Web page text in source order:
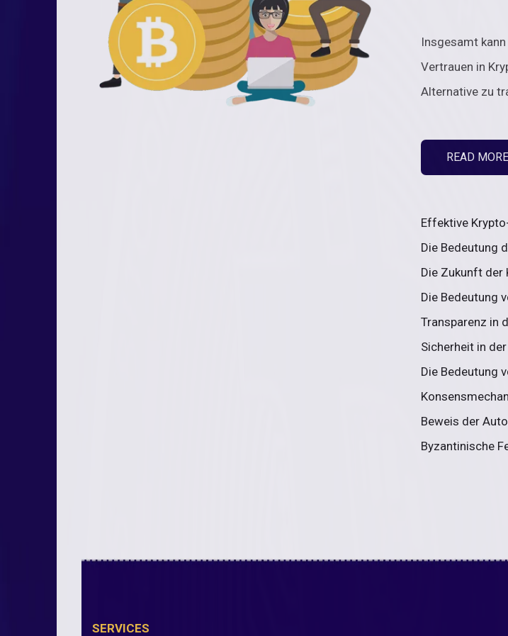
Insgesamt
Vertrauen in
Alternative zu
READ MORE
Effektive
Die Bedeutung
Die Zukunft der
Die Bedeutung
Transparenz in
Sicherheit in
Die Bedeutung
Beweis der
Byzantinische
SERVICES